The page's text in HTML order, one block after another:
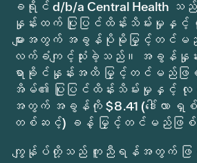
ခရိုင် d/b/a Central
နှုန်းထက် ပြုပြင်ထိန်းသိမ်းမှု
များအတွက် အခွန်ပိုမိုမြှင့်တင်မ
လက်ခံကျင့်သုံးခဲ့သည်။ အခွန်နှုန်း
ရာခိုင်နှုန်းအထိ မြှင့်တင်မည်ဖြစ်
အိမ်၏ ပြုပြင်ထိန်းသိမ်းမှုနှင့် လု
အတွက် အခွန်ကို $8.41 (ဒေါ်လာ ရှစ်
တစ်ဆင့်) ခန့် မြှင့်တင်မည်ဖြ
ကျွန်ုပ်တို့သည် ကူညီရန်အတွက် ဖြ